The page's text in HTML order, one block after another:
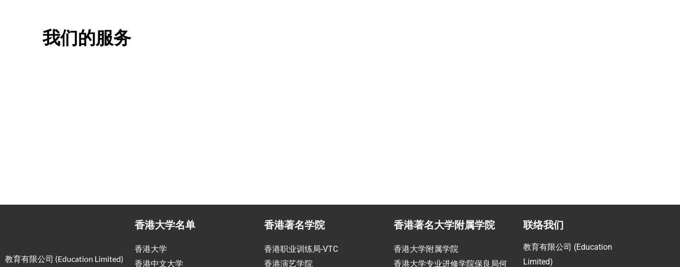
我们的服务
教育有限公司 (Education Limited)
香港大学名单
香港大学
香港中文大学
香港著名学院
香港职业训练局-VTC
香港演艺学院
香港著名大学附属学院
香港大学附属学院
香港大学专业进修学院保良局何
联络我们
教育有限公司 (Education
Limited)